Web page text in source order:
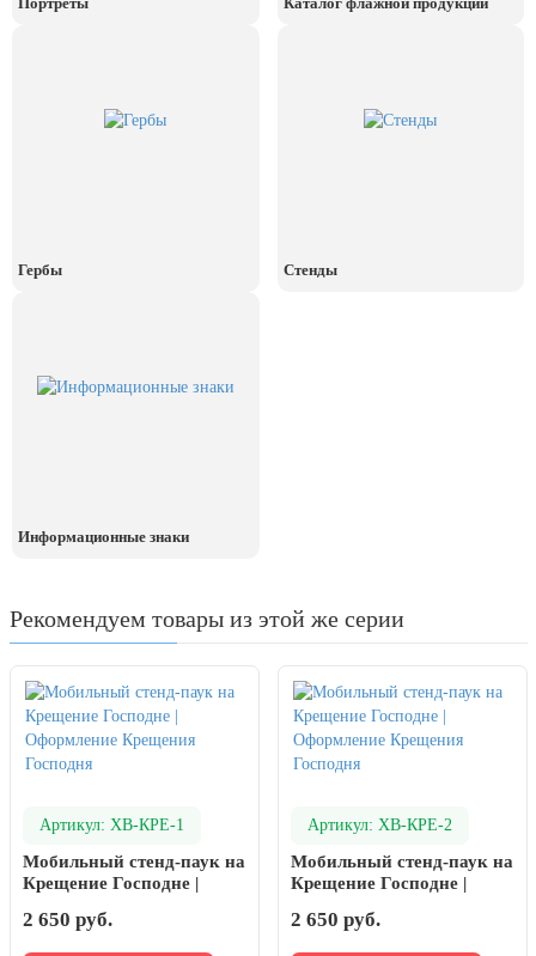
День рыбака (второе воскресенье
28 июля, День Крещения Руси
Гербы Стенды
Информационные знаки
Рекомендуем товары из этой же серии
Артикул: ХВ-КРЕ-1
Мобильный стенд-паук на
Крещение Господне |
Господня
2 650 руб.
Артикул: ХВ-КРЕ-2
Мобильный стенд-паук на
Крещение Господне |
Господня
2 650 руб.